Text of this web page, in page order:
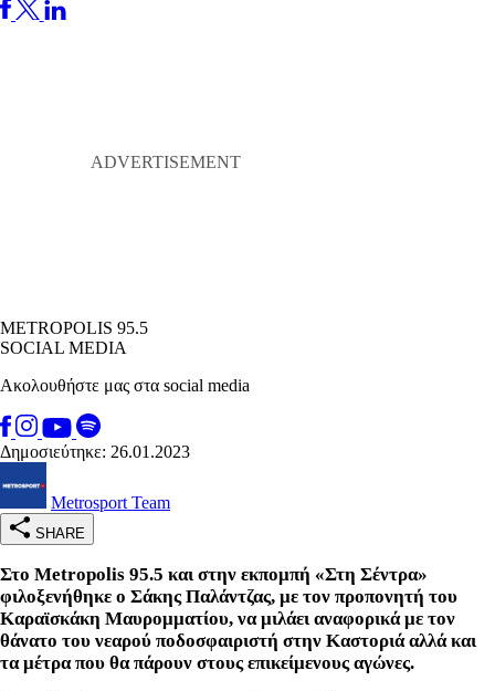
METROPOLIS 95.5
SOCIAL MEDIA
Ακολουθήστε μας στα social media
Δημοσιεύτηκε: 26.01.2023
Metrosport Team
SHARE
Στο Metropolis 95.5 και στην εκπομπή «Στη Σέντρα»
φιλοξενήθηκε ο Σάκης Παλάντζας, με τον προπονητή του
Καραϊσκάκη Μαυρομματίου, να μιλάει αναφορικά με τον
θάνατο του νεαρού ποδοσφαιριστή στην Καστοριά αλλά και
τα μέτρα που θα πάρουν στους επικείμενους αγώνες.